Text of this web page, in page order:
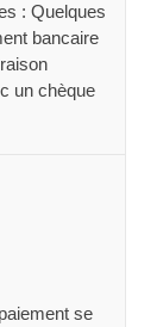
: Quelques
bancaire
un chèque
se